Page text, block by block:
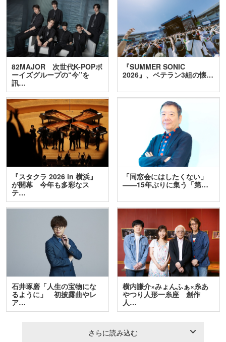
82MAJOR 次世代K-POPボ
ーイズグループの“今”を
訊…
『SUMMER SONIC
2026』、ベテラン3組の懐…
『スタクラ 2026 in 横浜』
が開幕 今年も多彩なス
テ…
「同窓会にはしたくない」
――15年ぶりに集う「第…
石井琢磨「人生の宝物にな
るように」 初披露曲やレ
ア…
横内謙介×みょんふぁ×糸あ
やつり人形一糸座 創作
人…
さらに読み込む